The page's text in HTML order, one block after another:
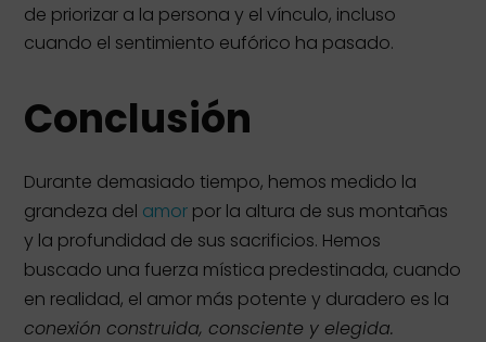
de priorizar a la persona y el vínculo, incluso
cuando el sentimiento eufórico ha pasado.
Conclusión
Durante demasiado tiempo, hemos medido la
grandeza del amor por la altura de sus montañas
y la profundidad de sus sacrificios. Hemos
buscado una fuerza mística predestinada, cuando
en realidad, el amor más potente y duradero es la
conexión construida, consciente y elegida.